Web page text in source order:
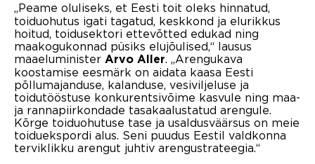
„Peame oluliseks, et Eesti toit oleks hinnatud,
toiduohutus igati tagatud, keskkond ja elurikkus
hoitud, toidusektori ettevõtted edukad ning
maakogukonnad püsiks elujõulised,“ lausus
maaeluminister Arvo Aller. „Arengukava
koostamise eesmärk on aidata kaasa Eesti
põllumajanduse, kalanduse, vesiviljeluse ja
toidutööstuse konkurentsivõime kasvule ning maa-
ja rannapiirkondade tasakaalustatud arengule.
Kõrge toiduohutuse tase ja usaldusväärsus on meie
toiduekspordi alus. Seni puudus Eestil valdkonna
terviklikku arengut juhtiv arengustrateegia.“